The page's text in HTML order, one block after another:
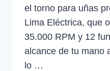
el torno para uñas
Lima Eléctrica, que
35.000 RPM y 12
alcance de tu mano
lo …